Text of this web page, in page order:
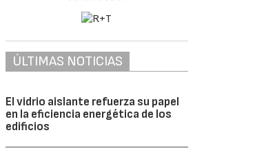
ÚLTIMAS NOTICIAS
El vidrio aislante refuerza su papel
en la eficiencia energética de los
edificios